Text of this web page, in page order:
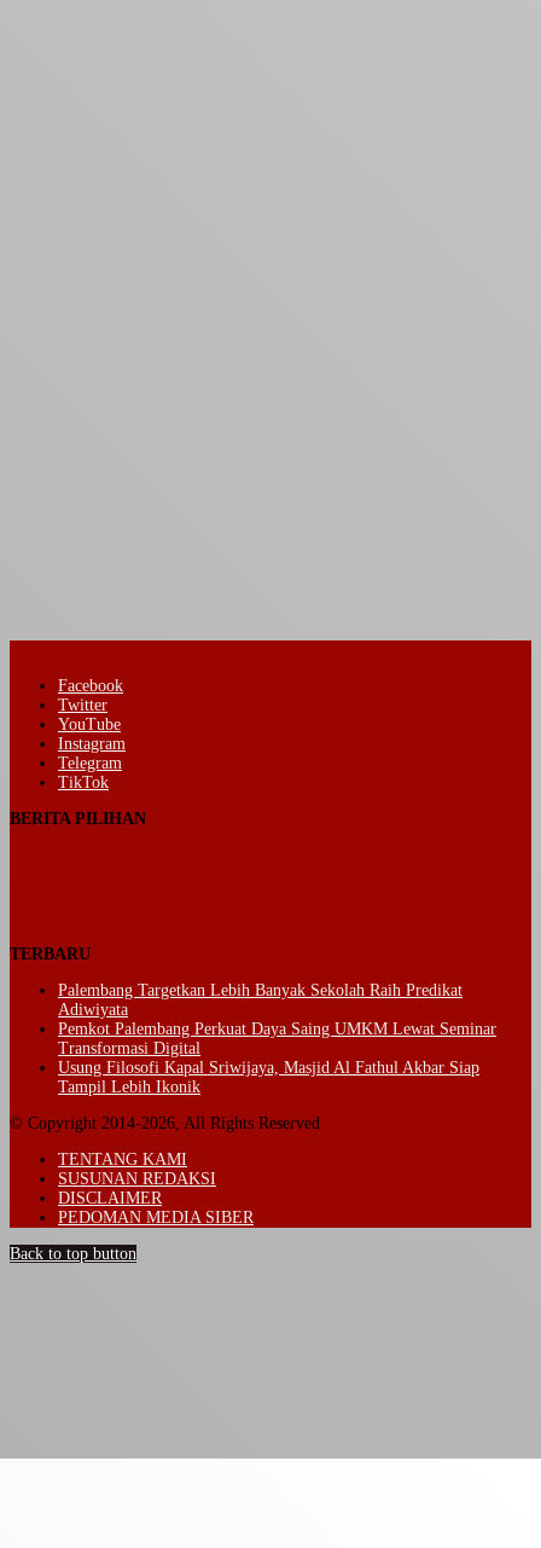
Facebook
Twitter
YouTube
Instagram
Telegram
TikTok
BERITA PILIHAN
TERBARU
Palembang Targetkan Lebih Banyak Sekolah Raih Predikat
Adiwiyata
Pemkot Palembang Perkuat Daya Saing UMKM Lewat Seminar
Transformasi Digital
Usung Filosofi Kapal Sriwijaya, Masjid Al Fathul Akbar Siap
Tampil Lebih Ikonik
© Copyright 2014-2026, All Rights Reserved
TENTANG KAMI
SUSUNAN REDAKSI
DISCLAIMER
PEDOMAN MEDIA SIBER
Back to top button